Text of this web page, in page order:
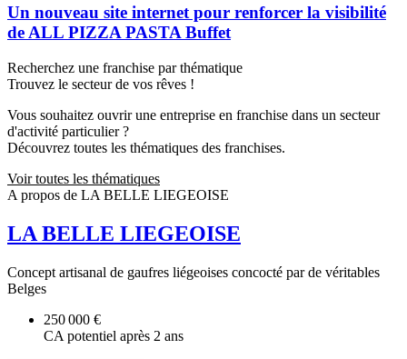
Un nouveau site internet pour renforcer la visibilité
de ALL PIZZA PASTA Buffet
Recherchez une franchise par thématique
Trouvez le secteur de vos rêves !
Vous souhaitez ouvrir une entreprise en franchise dans un secteur
d'activité particulier ?
Découvrez toutes les thématiques des franchises.
Voir toutes les thématiques
A propos de LA BELLE LIEGEOISE
LA BELLE LIEGEOISE
Concept artisanal de gaufres liégeoises concocté par de véritables
Belges
250 000 €
CA potentiel après 2 ans